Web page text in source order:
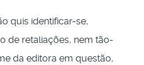
quis identificar-se,
de retaliações, nem tão-
da editora em questão,